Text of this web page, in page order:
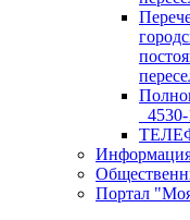
_4530-
Портал